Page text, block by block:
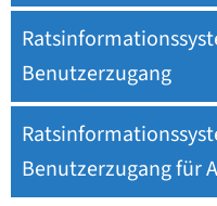
Benutzerzugang
Benutzerzugang für